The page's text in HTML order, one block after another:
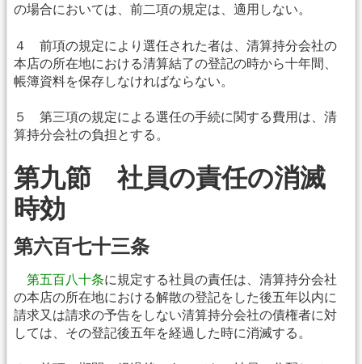
の場合においては、前二項の規定は、適用しない。
４ 前項の規定により選任された者は、清算持分会社の
本店の所在地における清算結了の登記の時から十年間、
帳簿資料を保存しなければならない。
５ 第三項の規定による選任の手続に関する費用は、清
算持分会社の負担とする。
第九節 社員の責任の消滅
時効
第六百七十三条
第五百八十条に規定する社員の責任は、清算持分会社
の本店の所在地における解散の登記をした後五年以内に
請求又は請求の予告をしない清算持分会社の債権者に対
しては、その登記後五年を経過した時に消滅する。